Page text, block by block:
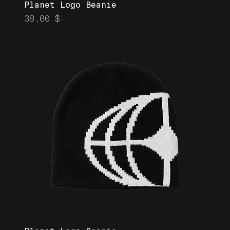
Planet Logo Beanie
Prix
38,00 $